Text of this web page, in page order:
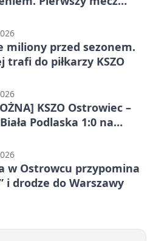
miliony przed sezonem.
trafi do piłkarzy KSZO
KSZO Ostrowiec –
Podlaska 1:0 na
w Ostrowcu przypomina
i drodze do Warszawy